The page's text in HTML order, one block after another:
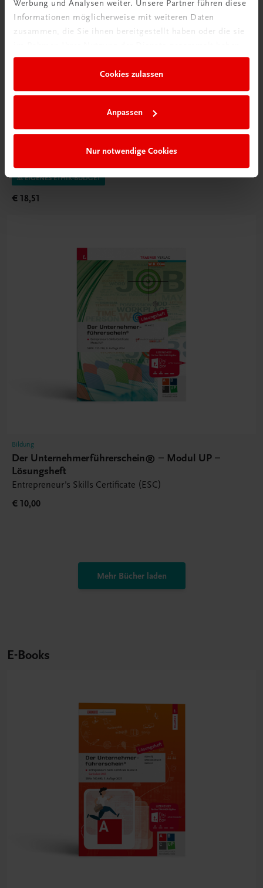
Werbung und Analysen weiter. Unsere Partner führen diese
Informationen möglicherweise mit weiteren Daten
zusammen, die Sie ihnen bereitgestellt haben oder die sie
Cookies zulassen
Anpassen
Nur notwendige Cookies
Vielfalt (er)leben 3 – Ethik 7 AHS
Ethik für die Oberstufe
⚠️ EIGENES ETHIK-BUDGET
€ 18,51
Bildung
Der Unternehmerführerschein® – Modul UP –
Lösungsheft
Entrepreneur's Skills Certificate (ESC)
€ 10,00
Mehr Bücher laden
E-Books